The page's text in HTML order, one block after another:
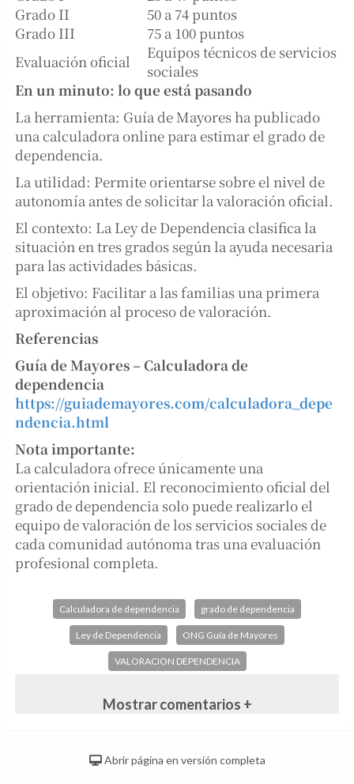
Grado II
50 a 74 puntos
Grado III
75 a 100 puntos
Evaluación oficial
Equipos técnicos de servicios
sociales
En un minuto: lo que está pasando
La herramienta: Guía de Mayores ha publicado
una calculadora online para estimar el grado de
dependencia.
La utilidad: Permite orientarse sobre el nivel de
autonomía antes de solicitar la valoración oficial.
El contexto: La Ley de Dependencia clasifica la
situación en tres grados según la ayuda necesaria
para las actividades básicas.
El objetivo: Facilitar a las familias una primera
aproximación al proceso de valoración.
Referencias
Guía de Mayores – Calculadora de
dependencia
https://guiademayores.com/calculadora_depe
ndencia.html
Nota importante:
La calculadora ofrece únicamente una
orientación inicial. El reconocimiento oficial del
grado de dependencia solo puede realizarlo el
equipo de valoración de los servicios sociales de
cada comunidad autónoma tras una evaluación
profesional completa.
Calculadora de dependencia grado de dependencia
Ley de Dependencia ONG Guía de Mayores
VALORACION DEPENDENCIA
Mostrar comentarios +
Abrir página en versión completa